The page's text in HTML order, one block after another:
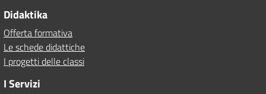
Didaktika
Offerta formativa
Le schede didattiche
I progetti delle classi
I Servizi